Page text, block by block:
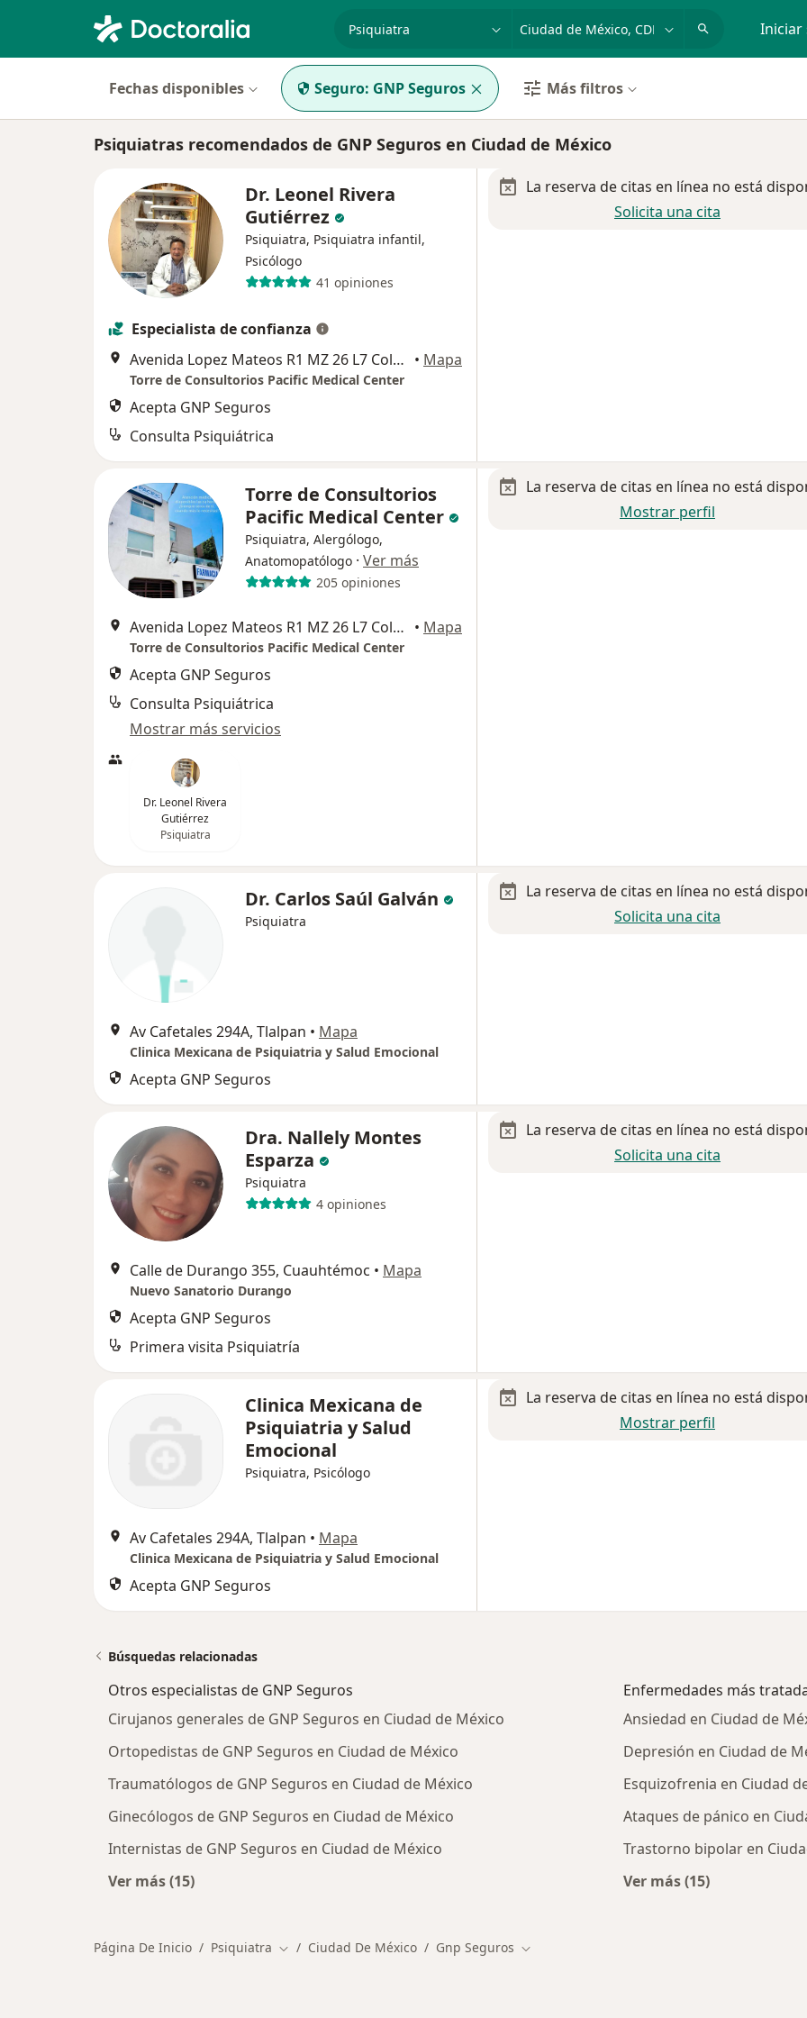
p. ej. Guadalajara Iniciar
Fechas disponibles Seguro: GNP Seguros Más filtros
Psiquiatras recomendados de GNP Seguros en Ciudad de México
Dr. Leonel Rivera
Gutiérrez
Psiquiatra, Psiquiatra infantil,
Psicólogo
41 opiniones
Especialista de confianza
Avenida Lopez Mateos R1 MZ 26 L7 Colonia La Popular, Ecatepec de Morelos • Mapa
Torre de Consultorios Pacific Medical Center
Acepta GNP Seguros
Consulta Psiquiátrica
La reserva de citas en línea no está
Solicita una cita
Torre de Consultorios
Pacific Medical Center
Psiquiatra, Alergólogo,
Anatomopatólogo · Ver más
205 opiniones
Avenida Lopez Mateos R1 MZ 26 L7 Colonia La Popular, Ecatepec de Morelos • Mapa
Torre de Consultorios Pacific Medical Center
Acepta GNP Seguros
Consulta Psiquiátrica
Mostrar más servicios
Dr. Leonel Rivera
Gutiérrez
Psiquiatra
La reserva de citas en línea no está
Mostrar perfil
Dr. Carlos Saúl Galván
Psiquiatra
Av Cafetales 294A, Tlalpan • Mapa
Clinica Mexicana de Psiquiatria y Salud Emocional
Acepta GNP Seguros
La reserva de citas en línea no está
Solicita una cita
Dra. Nallely Montes
Esparza
Psiquiatra
4 opiniones
Calle de Durango 355, Cuauhtémoc • Mapa
Nuevo Sanatorio Durango
Acepta GNP Seguros
Primera visita Psiquiatría
La reserva de citas en línea no está
Solicita una cita
Clinica Mexicana de
Psiquiatria y Salud
Emocional
Psiquiatra, Psicólogo
Av Cafetales 294A, Tlalpan • Mapa
Clinica Mexicana de Psiquiatria y Salud Emocional
Acepta GNP Seguros
La reserva de citas en línea no está
Mostrar perfil
Búsquedas relacionadas
Otros especialistas de GNP Seguros
Cirujanos generales de GNP Seguros en Ciudad de México
Ortopedistas de GNP Seguros en Ciudad de México
Traumatólogos de GNP Seguros en Ciudad de México
Ginecólogos de GNP Seguros en Ciudad de México
Internistas de GNP Seguros en Ciudad de México
Ver más (15)
Enfermedades más
Ansiedad en Ciudad de
Depresión en Ciudad de
Esquizofrenia en Ciudad
Ataques de pánico en
Trastorno bipolar en
Ver más (15)
Página De Inicio Psiquiatra Cambiar de ciudad
Ciudad De México Gnp Seguros Cambiar de ciudad